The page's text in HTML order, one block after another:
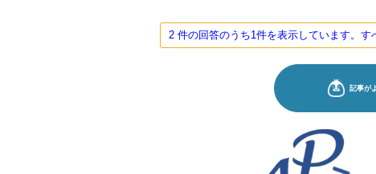
2 件の回答のうち1件を表示しています。す